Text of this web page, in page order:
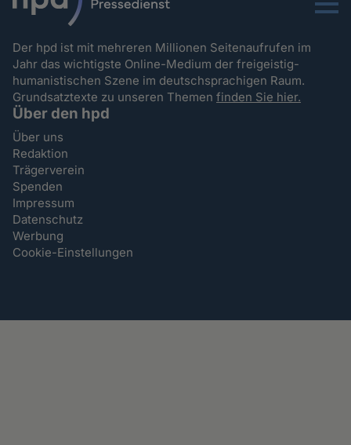
Menu
Der hpd ist mit mehreren Millionen Seitenaufrufen im
Jahr das wichtigste Online-Medium der freigeistig-
humanistischen Szene im deutschsprachigen Raum.
Grundsatztexte zu unseren Themenfinden Sie hier.
Über den hpd
Über uns
Redaktion
Trägerverein
Spenden
Impressum
Datenschutz
Werbung
Cookie-Einstellungen